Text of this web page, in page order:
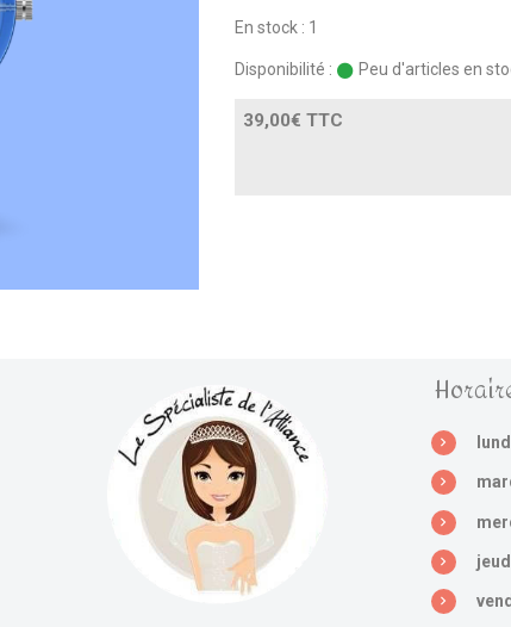
En stock : 1
Disponibilité : Peu d'articles en
39,00€ TTC